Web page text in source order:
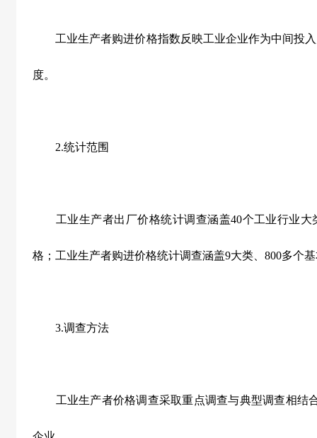
工业生产者购进价格指数反映工业企业作为中间投入
度。
2.统计范围
工业生产者出厂价格统计调查涵盖40个工业行业大
格；工业生产者购进价格统计调查涵盖9大类、800多个
3.调查方法
工业生产者价格调查采取重点调查与典型调查相结